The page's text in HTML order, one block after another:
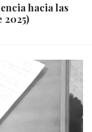
hacia las
2025)